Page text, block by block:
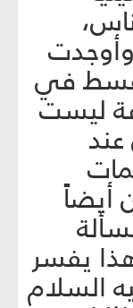
في
ليست
أيضاً
يفسر
السلام